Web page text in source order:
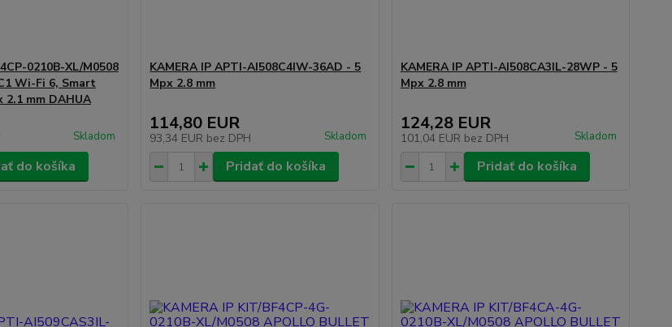
0210B-XL/M0508
Wi-Fi 6, Smart
mm DAHUA
Skladom
do košíka
KAMERA IP APTI-AI508C4IW-36AD - 5
Mpx 2.8 mm
114,80 EUR
93,34 EUR bez DPH Skladom
Pridať do košíka
KAMERA IP APTI-AI508CA3IL-28WP - 5
Mpx 2.8 mm
124,28 EUR
101,04 EUR bez DPH Skladom
Pridať do košíka